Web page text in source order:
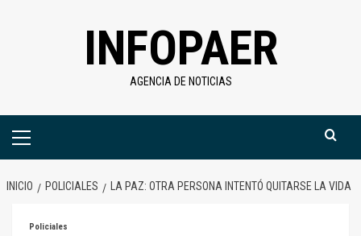
INFOPAER
AGENCIA DE NOTICIAS
Menú
INICIO POLICIALES LA PAZ: OTRA PERSONA INTENTÓ QUITARSE LA VIDA
Policiales